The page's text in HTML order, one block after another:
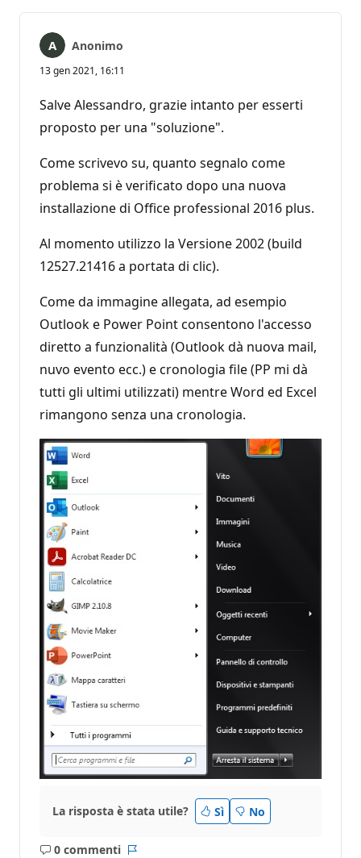
Anonimo
13 gen 2021, 16:11
Salve Alessandro, grazie intanto per esserti
proposto per una "soluzione".
Come scrivevo su, quanto segnalo come
problema si è verificato dopo una nuova
installazione di Office professional 2016 plus.
Al momento utilizzo la Versione 2002 (build
12527.21416 a portata di clic).
Come da immagine allegata, ad esempio
Outlook e Power Point consentono l'accesso
diretto a funzionalità (Outlook dà nuova mail,
nuvo evento ecc.) e cronologia file (PP mi dà
tutti gli ultimi utilizzati) mentre Word ed Excel
rimangono senza una cronologia.
La risposta è stata utile? Sì No
0 commenti